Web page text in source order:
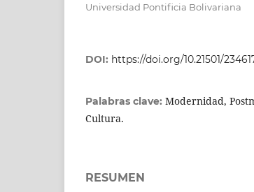
Universidad Pontificia Bolivariana
DOI: https://doi.org/10.21501/
Palabras clave: Modernidad,
Cultura.
RESUMEN